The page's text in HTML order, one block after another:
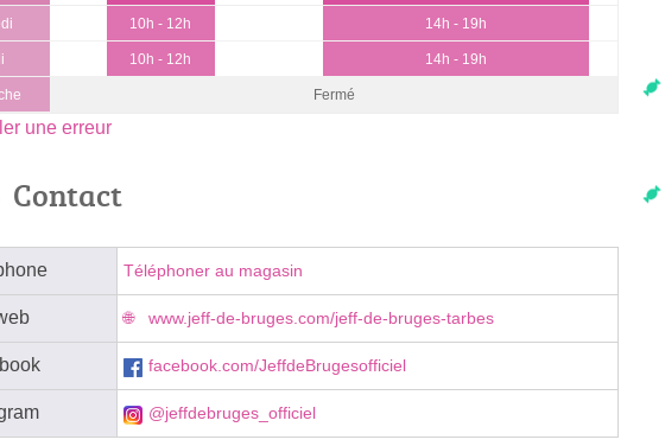
10h - 12h 14h - 19h
10h - 12h 14h - 19h
Fermé
une erreur
Contact
Téléphoner au magasin
www.jeff-de-bruges.com/jeff-de-bruges-tarbes
facebook.com/JeffdeBrugesofficiel
@jeffdebruges_officiel